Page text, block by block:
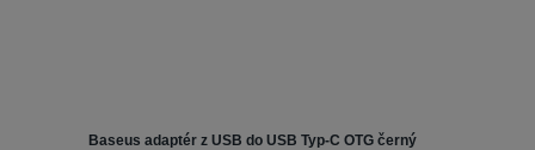
Baseus adaptér z USB do USB Typ-C OTG černý